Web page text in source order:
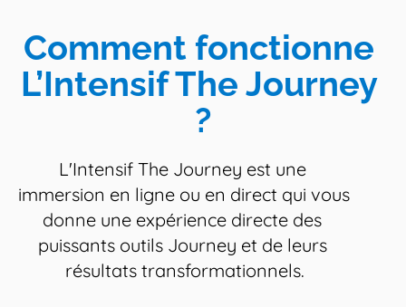
Comment fonctionne
L’Intensif The Journey
?
L'Intensif The Journey est une
immersion en ligne ou en direct qui vous
donne une expérience directe des
puissants outils Journey et de leurs
résultats transformationnels.